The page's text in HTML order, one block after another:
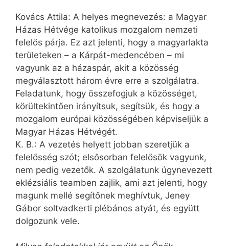
Kovács Attila: A helyes megnevezés: a Magyar
Házas Hétvége katolikus mozgalom nemzeti
felelős párja. Ez azt jelenti, hogy a magyarlakta
területeken – a Kárpát-medencében – mi
vagyunk az a házaspár, akit a közösség
megválasztott három évre erre a szolgálatra.
Feladatunk, hogy összefogjuk a közösséget,
körültekintően irányítsuk, segítsük, és hogy a
mozgalom európai közösségében képviseljük a
Magyar Házas Hétvégét.
K. B.: A vezetés helyett jobban szeretjük a
felelősség szót; elsősorban felelősök vagyunk,
nem pedig vezetők. A szolgálatunk úgynevezett
eklézsiális teamben zajlik, ami azt jelenti, hogy
magunk mellé segítőnek meghívtuk, Jeney
Gábor soltvadkerti plébános atyát, és együtt
dolgozunk vele.